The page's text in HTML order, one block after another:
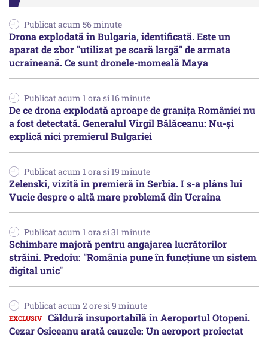
Publicat acum 56 minute
Drona explodată în Bulgaria, identificată. Este un
aparat de zbor "utilizat pe scară largă" de armata
ucraineană. Ce sunt dronele-momeală Maya
Publicat acum 1 ora si 16 minute
De ce drona explodată aproape de granița României nu
a fost detectată. Generalul Virgil Bălăceanu: Nu-și
explică nici premierul Bulgariei
Publicat acum 1 ora si 19 minute
Zelenski, vizită în premieră în Serbia. I s-a plâns lui
Vucic despre o altă mare problemă din Ucraina
Publicat acum 1 ora si 31 minute
Schimbare majoră pentru angajarea lucrătorilor
străini. Predoiu: "România pune în funcțiune un sistem
digital unic"
Publicat acum 2 ore si 9 minute
Căldură insuportabilă în Aeroportul Otopeni.
Cezar Osiceanu arată cauzele: Un aeroport proiectat